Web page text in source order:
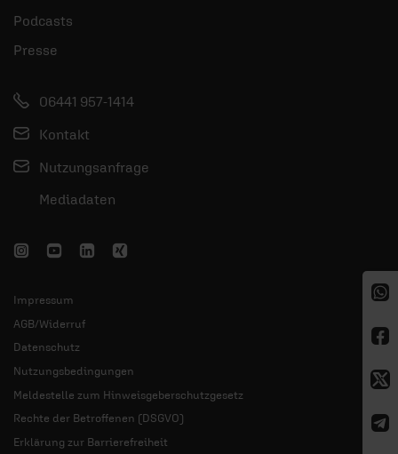
Podcasts
Presse
06441 957-1414
Kontakt
Nutzungsanfrage
Mediadaten
Impressum
AGB/Widerruf
Datenschutz
Nutzungsbedingungen
Meldestelle zum Hinweisgeberschutzgesetz
Rechte der Betroffenen (DSGVO)
Erklärung zur Barrierefreiheit